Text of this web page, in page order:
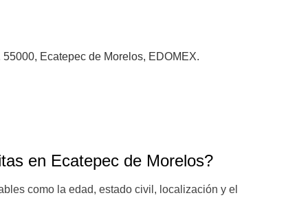
Ecatepec de Morelos, EDOMEX.
en Ecatepec de Morelos?
como la edad, estado civil, localización y el